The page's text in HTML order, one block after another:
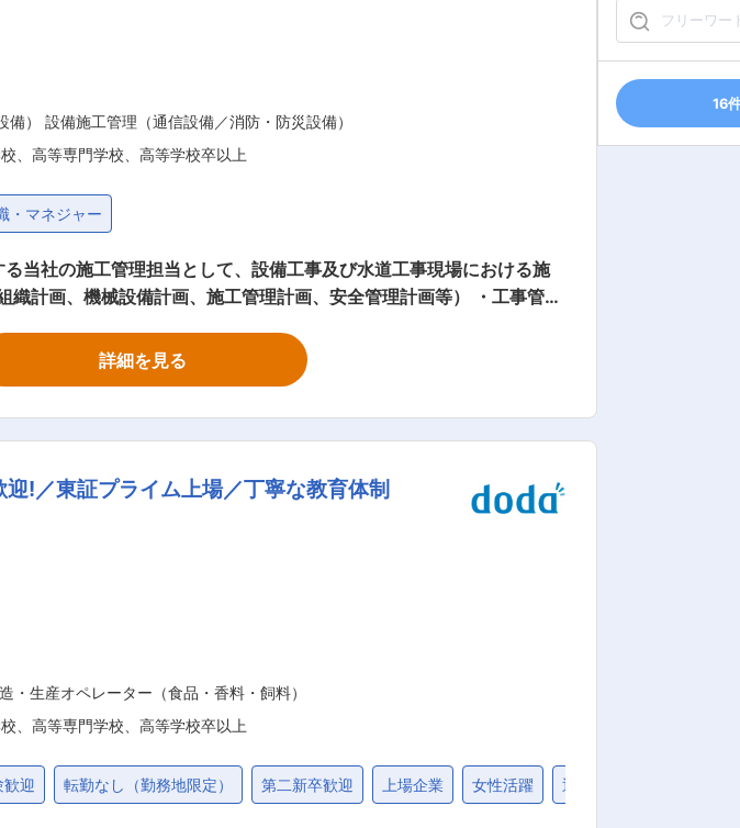
） 設備施工管理（通信設備／消防・防災設備）
、高等専門学校、高等学校卒以上
・マネジャー
当社の施工管理担当として、設備工事及び水道工事現場における施
計画、機械設備計画、施工管理計画、安全管理計画等） ・工事管理
労の上に地域環境が改善され、微力ながら皆様方の信頼を得て、技
後は、施設のライフサイクルコストに対応した技術提案が提供でき
業者を紹介致します。 ・ 引っ越し代は全額会社負担とする。（良識
詳細を見る
!／東証プライム上場／丁寧な教育体制
・生産オペレーター（食品・香料・飼料）
、高等専門学校、高等学校卒以上
歓迎 転勤なし（勤務地限定） 第二新卒歓迎 上場企業 女性活躍 退職金制度
16